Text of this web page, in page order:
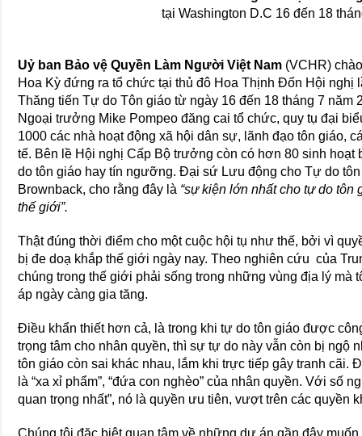
tại Washington D.C 16 đến 18
Uỷ ban Bảo vệ Quyền Làm Người Việt Nam (VCHR)
Hoa Kỳ đứng ra tổ chức tại thủ đô Hoa Thịnh Đốn Hội nghị
Thăng tiến Tự do Tôn giáo từ ngày 16 đến 18 tháng 7 năm
Ngoại trưởng Mike Pompeo đăng cai tổ chức, quy tụ đại
1000 các nhà hoạt động xã hội dân sự, lãnh đạo tôn giáo,
tế. Bên lề Hội nghị Cấp Bộ trưởng còn có hơn 80 sinh
do tôn giáo hay tín ngưỡng. Đại sứ Lưu động cho Tự do
Brownback, cho rằng đây là “sự kiện lớn nhất cho tự do
thế giới”.
Thật đúng thời điểm cho một cuộc hội tụ như thế, bởi vì
bị đe doạ khắp thế giới ngày nay. Theo nghiên cứu của
chúng trong thế giới phải sống trong những vùng địa lý mà
áp ngày càng gia tăng.
Điều khẩn thiết hơn cả, là trong khi tự do tôn giáo được
trọng tâm cho nhân quyền, thì sự tự do này vẫn còn bị ngộ
tôn giáo còn sai khác nhau, lắm khi trực tiếp gây tranh cãi.
là “xa xỉ phẩm”, “đứa con nghèo” của nhân quyền. Với số
quan trọng nhất”, nó là quyền ưu tiên, vượt trên các quyền
Chúng tôi đặc biệt quan tâm về những dự án gần đây